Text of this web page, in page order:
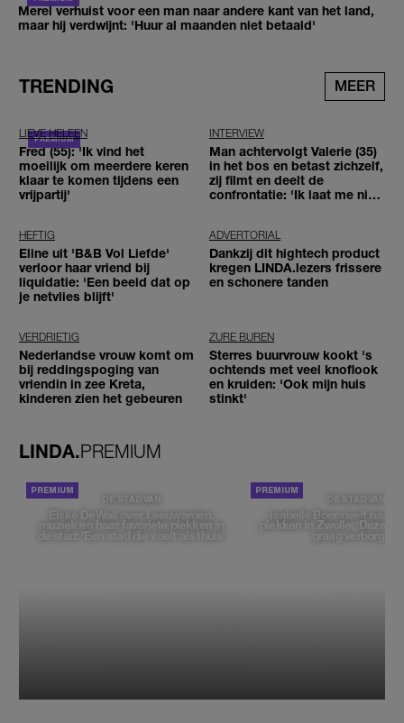
Merel verhuist voor een man naar andere kant van het land,
maar hij verdwijnt: 'Huur al maanden niet betaald'
TRENDING MEER
LIEVE HELEEN
Fred (55): 'Ik vind het
moeilijk om meerdere keren
klaar te komen tijdens een
vrijpartij'
INTERVIEW
Man achtervolgt Valerie (35)
in het bos en betast zichzelf,
zij filmt en deelt de
confrontatie: 'Ik laat me niet
HEFTIG
Eline uit 'B&B Vol Liefde'
verloor haar vriend bij
liquidatie: 'Een beeld dat op
je netvlies blijft'
ADVERTORIAL
Dankzij dit hightech product
kregen LINDA.lezers frissere
en schonere tanden
VERDRIETIG
Nederlandse vrouw komt om
bij reddingspoging van
vriendin in zee Kreta,
kinderen zien het gebeuren
ZURE BUREN
Sterres buurvrouw kookt 's
ochtends met veel knoflook
en kruiden: 'Ook mijn huis
stinkt'
LINDA.PREMIUM
DE STAD VAN
Elske DeWall over Leeuwarden,
muziek en haar favoriete plekken in
de stad: 'Een stad die voelt als thuis'
DE STAD VAN
Isabelle Boer deelt haar
plekken in Zwolle: 'Deze
graag verborgen'